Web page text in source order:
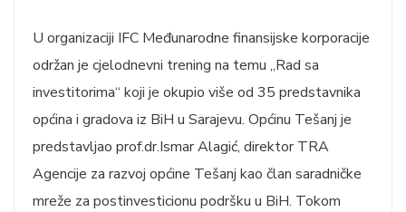
U organizaciji IFC Međunarodne finansijske korporacije
održan je cjelodnevni trening na temu „Rad sa
investitorima“ koji je okupio više od 35 predstavnika
općina i gradova iz BiH u Sarajevu. Općinu Tešanj je
predstavljao prof.dr.Ismar Alagić, direktor TRA
Agencije za razvoj općine Tešanj kao član saradničke
mreže za postinvesticionu podršku u BiH. Tokom